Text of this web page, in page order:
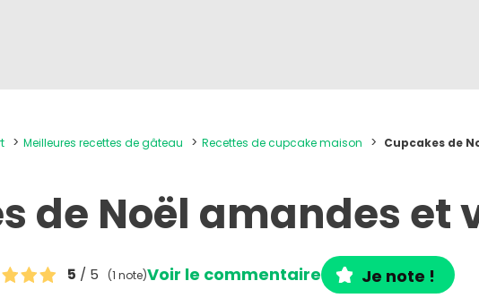
Meilleures recettes de gâteau Recettes de cupcake maison
Cupcakes de
de Noël amandes et
5 / 5 (1 note)Voir le commentaire Je note !